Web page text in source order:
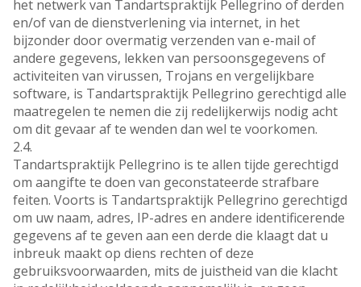
het netwerk van Tandartspraktijk Pellegrino of derden
en/of van de dienstverlening via internet, in het
bijzonder door overmatig verzenden van e-mail of
andere gegevens, lekken van persoonsgegevens of
activiteiten van virussen, Trojans en vergelijkbare
software, is Tandartspraktijk Pellegrino gerechtigd alle
maatregelen te nemen die zij redelijkerwijs nodig acht
om dit gevaar af te wenden dan wel te voorkomen.
2.4.
Tandartspraktijk Pellegrino is te allen tijde gerechtigd
om aangifte te doen van geconstateerde strafbare
feiten. Voorts is Tandartspraktijk Pellegrino gerechtigd
om uw naam, adres, IP-adres en andere identificerende
gegevens af te geven aan een derde die klaagt dat u
inbreuk maakt op diens rechten of deze
gebruiksvoorwaarden, mits de juistheid van die klacht